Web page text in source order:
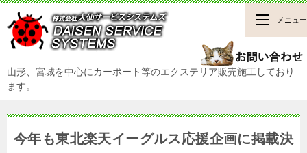
山形、宮城を中心にカーポート等のエクステリア販売施工しており
ます。
メニュー
今年も東北楽天イーグルス応援企画に掲載決